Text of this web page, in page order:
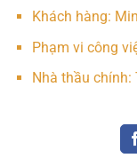
Khách hàng:
Phạm vi công
Nhà thầu chính: